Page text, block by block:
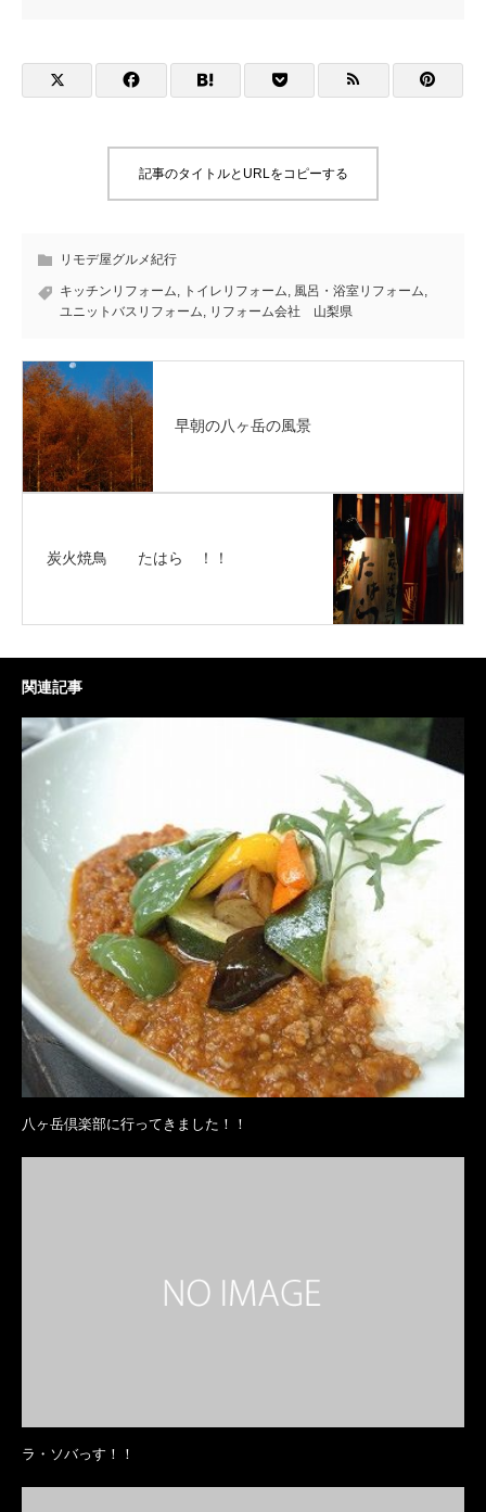
記事のタイトルとURLをコピーする
リモデ屋グルメ紀行
キッチンリフォーム, トイレリフォーム, 風呂・浴室リフォーム,
ユニットバスリフォーム, リフォーム会社 山梨県
早朝の八ヶ岳の風景
炭火焼鳥 たはら ！！
関連記事
八ヶ岳倶楽部に行ってきました！！
ラ・ソバっす！！